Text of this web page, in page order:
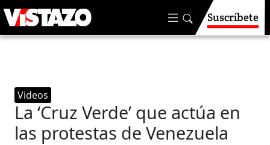
Suscríbete
Videos
La ‘Cruz Verde’ que actúa en
las protestas de Venezuela